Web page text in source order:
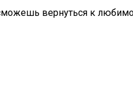
вернуться к